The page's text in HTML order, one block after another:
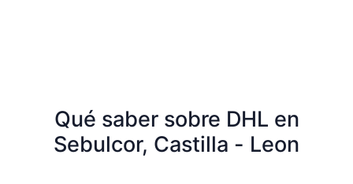
Qué saber sobre DHL en
Sebulcor, Castilla - Leon